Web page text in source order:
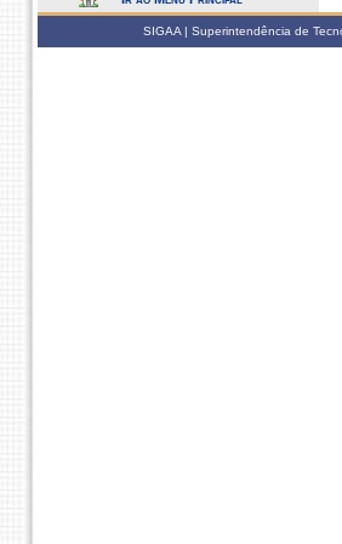
SIGAA | Superintendência de